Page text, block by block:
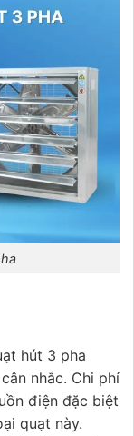
hút 3 pha
nhắc. Chi phí
điện đặc biệt
quạt này.